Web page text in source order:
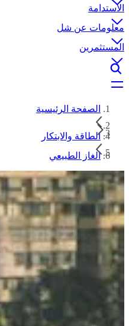
الاستدامة
معلومات عن شل
المستثمرين
الصفحة الرئيسية
الطاقة والابتكار
الغاز الطبيعي